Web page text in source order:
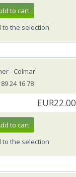
to cart
to the selection
- Colmar
24 16 78
EUR22.00
to cart
to the selection